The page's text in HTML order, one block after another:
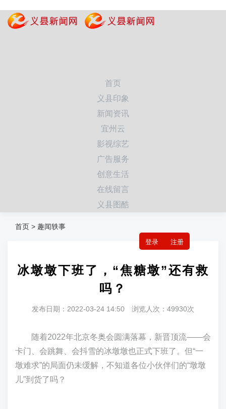
登录 注册
首页
义县印象
新闻资讯
宜州云
影视综艺
广告服务
创意生活
在线留言
义县图酷
首页 > 趣闻轶事
冰墩墩下班了，“焦糖墩”还有救
吗？
发布日期：2022-03-24 14:50 浏览人次：49930次
随着2022年北京冬奥会圆满落幕，新晋顶流——会
卡门、会跳舞、会抖雪的冰墩墩也正式下班了。但“一
墩难求”的局面仍未缓解，不知道各位小伙伴们的“墩墩
儿”到货了吗？